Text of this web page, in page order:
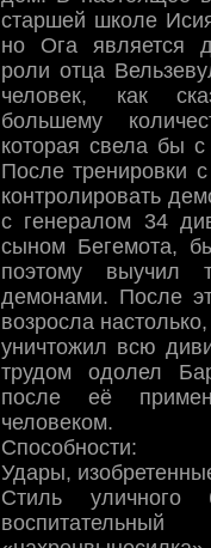
старшей школе
но Ога является
роли отца
человек, как
большему
которая свела бы
После тренировки
контролировать
с генералом 34
сыном Бегемота,
поэтому выучил
демонами. После
возросла
уничтожил всю
трудом одолел
после её
человеком.
Способности:
Удары,
Стиль